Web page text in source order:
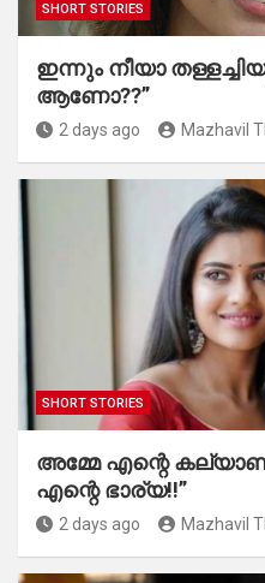
SHORT STORIES
ഇന്നും നീയാ
ആണോ??”
2 days ago Mazhavil
SHORT STORIES
അമ്മേ എന്റെ
എന്റെ ഭാര്യ!!”
2 days ago Mazhavil